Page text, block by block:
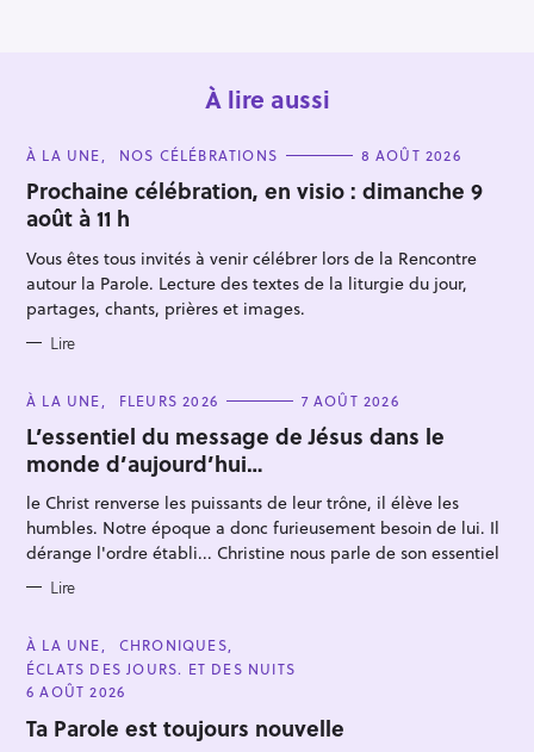
À lire aussi
C
T
E
G
O
I
E
S
À LA UNE NOS CÉLÉBRATIONS 8 AOÛT 2026
Prochaine célébration, en visio : dimanche 9
août à 11 h
Vous êtes tous invités à venir célébrer lors de la Rencontre
autour la Parole. Lecture des textes de la liturgie du jour,
partages, chants, prières et images.
Lire
C
T
E
G
O
R
I
E
S
À LA UNE FLEURS 2026 7 AOÛT 2026
L’essentiel du message de Jésus dans le
monde d’aujourd’hui…
le Christ renverse les puissants de leur trône, il élève les
humbles. Notre époque a donc furieusement besoin de lui. Il
dérange l'ordre établi... Christine nous parle de son essentiel
Lire
C
A
T
E
O
R
À LA UNE
CHRONIQUES
ÉCLATS DES JOURS. ET DES NUITS
6 AOÛT 2026
Ta Parole est toujours nouvelle